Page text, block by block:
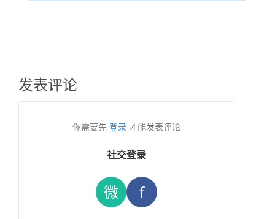
发表评论
你需要先 登录 才能发表评论
社交登录
微 f